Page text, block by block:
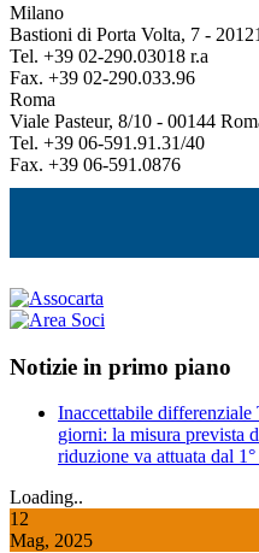
Milano
Bastioni di Porta Volta, 7 -
Tel. +39 02-290.03018 r.a
Fax. +39 02-290.033.96
Roma
Viale Pasteur, 8/10 - 00144
Tel. +39 06-591.91.31/40
Fax. +39 06-591.0876
Notizie in primo piano
Inaccettabile
giorni: la misura prevista
riduzione va attuata dal
Loading..
12
Mag, 2025